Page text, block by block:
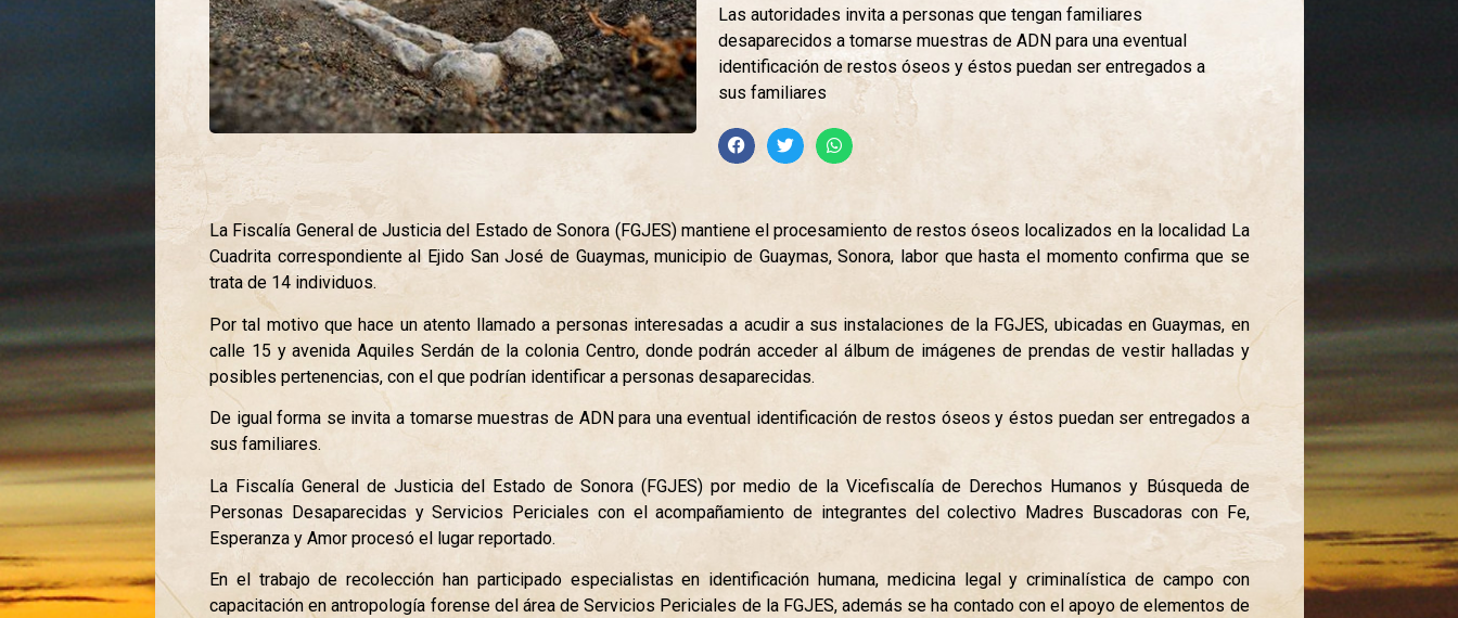
Las autoridades invita a personas que tengan familiares
desaparecidos a tomarse muestras de ADN para una eventual
identificación de restos óseos y éstos puedan ser entregados a
sus familiares
La Fiscalía General de Justicia del Estado de Sonora (FGJES) mantiene el procesamiento de restos óseos localizados en la localidad La
Cuadrita correspondiente al Ejido San José de Guaymas, municipio de Guaymas, Sonora, labor que hasta el momento confirma que se
trata de 14 individuos.
Por tal motivo que hace un atento llamado a personas interesadas a acudir a sus instalaciones de la FGJES, ubicadas en Guaymas, en
calle 15 y avenida Aquiles Serdán de la colonia Centro, donde podrán acceder al álbum de imágenes de prendas de vestir halladas y
posibles pertenencias, con el que podrían identificar a personas desaparecidas.
De igual forma se invita a tomarse muestras de ADN para una eventual identificación de restos óseos y éstos puedan ser entregados a
sus familiares.
La Fiscalía General de Justicia del Estado de Sonora (FGJES) por medio de la Vicefiscalía de Derechos Humanos y Búsqueda de
Personas Desaparecidas y Servicios Periciales con el acompañamiento de integrantes del colectivo Madres Buscadoras con Fe,
Esperanza y Amor procesó el lugar reportado.
En el trabajo de recolección han participado especialistas en identificación humana, medicina legal y criminalística de campo con
capacitación en antropología forense del área de Servicios Periciales de la FGJES, además se ha contado con el apoyo de elementos de